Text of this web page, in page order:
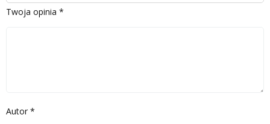
Twoja opinia *
Autor *